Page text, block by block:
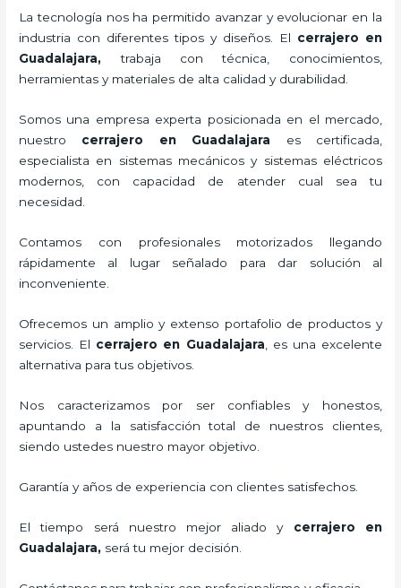
La tecnología nos ha permitido avanzar y evolucionar en la
industria con diferentes tipos y diseños. El cerrajero en
Guadalajara,trabaja con técnica, conocimientos,
herramientas y materiales de alta calidad y durabilidad.
Somos una empresa experta posicionada en el mercado,
nuestro cerrajero en Guadalajara es certificada,
especialista en sistemas mecánicos y sistemas eléctricos
modernos, con capacidad de atender cual sea tu
necesidad.
Contamos con profesionales motorizados llegando
rápidamente al lugar señalado para dar solución al
inconveniente.
Ofrecemos un amplio y extenso portafolio de productos y
servicios. El cerrajero en Guadalajara , es una excelente
alternativa para tus objetivos.
Nos caracterizamos por ser confiables y honestos,
apuntando a la satisfacción total de nuestros clientes,
siendo ustedes nuestro mayor objetivo.
Garantía y años de experiencia con clientes satisfechos.
El tiempo será nuestro mejor aliado y cerrajero en
Guadalajara, será tu mejor decisión.